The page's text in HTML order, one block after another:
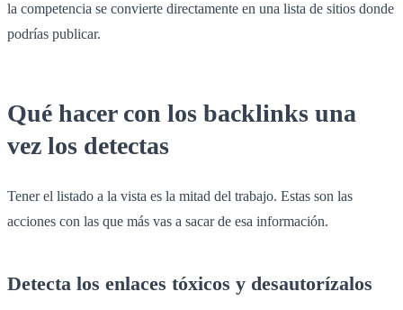
la competencia se convierte directamente en una lista de sitios donde
podrías publicar.
Qué hacer con los backlinks una
vez los detectas
Tener el listado a la vista es la mitad del trabajo. Estas son las
acciones con las que más vas a sacar de esa información.
Detecta los enlaces tóxicos y desautorízalos